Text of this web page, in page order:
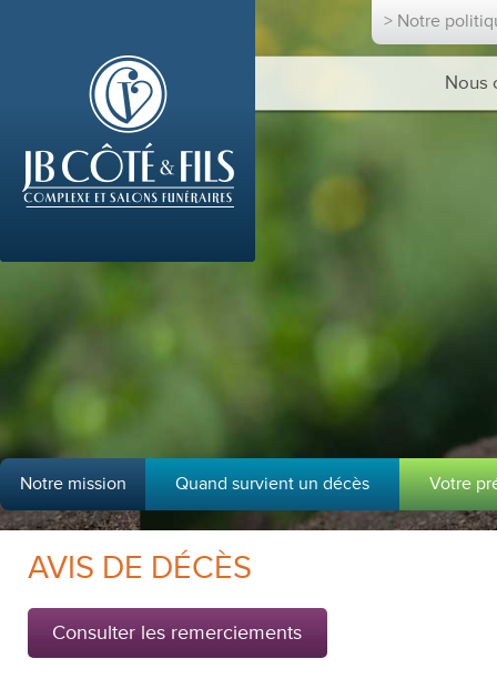
> Notre
Nous
Notre mission Quand survient un décès Votre
AVIS DE DÉCÈS
Consulter les remerciements